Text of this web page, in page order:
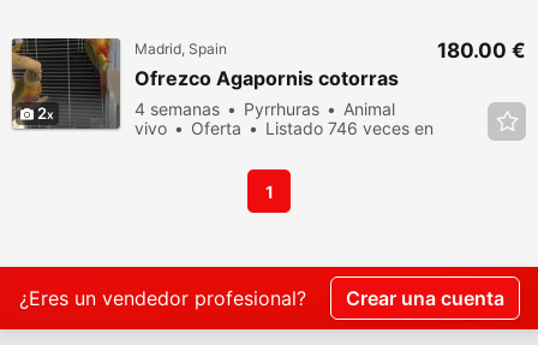
2
Madrid, Spain
Ofrezco Agapornis cotorras
4 semanas Pyrrhuras
Animal
vivo
Oferta
Listado 746 veces en
180.00 €
1
¿Eres un vendedor profesional? Crear una cuenta